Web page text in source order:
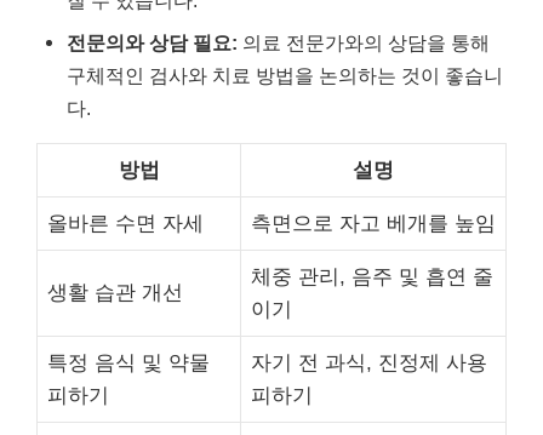
전문의와 상담 필요: 의료 전문가와의 상담을 통해
구체적인 검사와 치료 방법을 논의하는 것이 좋습니
다.
방법 설명
올바른 수면 자세 측면으로 자고 베개를 높임
생활 습관 개선
체중 관리, 음주 및 흡연 줄
이기
특정 음식 및 약물
피하기
자기 전 과식, 진정제 사용
피하기